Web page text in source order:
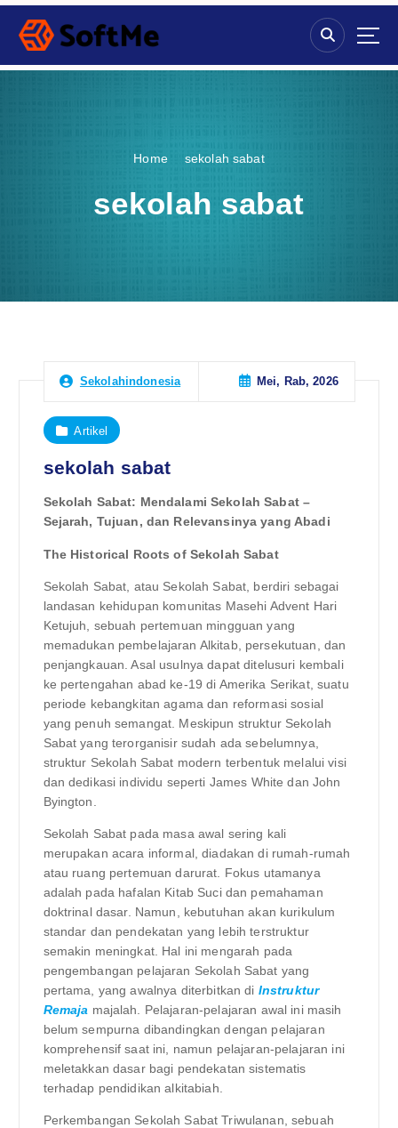
S
p
Home sekolah sabat
sekolah sabat
Sekolahindonesia Mei, Rab, 2026
Artikel
sekolah sabat
Sekolah Sabat: Mendalami Sekolah Sabat –
Sejarah, Tujuan, dan Relevansinya yang Abadi
The Historical Roots of Sekolah Sabat
Sekolah Sabat, atau Sekolah Sabat, berdiri sebagai
landasan kehidupan komunitas Masehi Advent Hari
Ketujuh, sebuah pertemuan mingguan yang
memadukan pembelajaran Alkitab, persekutuan, dan
penjangkauan. Asal usulnya dapat ditelusuri kembali
ke pertengahan abad ke-19 di Amerika Serikat, suatu
periode kebangkitan agama dan reformasi sosial
yang penuh semangat. Meskipun struktur Sekolah
Sabat yang terorganisir sudah ada sebelumnya,
struktur Sekolah Sabat modern terbentuk melalui visi
dan dedikasi individu seperti James White dan John
Byington.
Sekolah Sabat pada masa awal sering kali
merupakan acara informal, diadakan di rumah-rumah
atau ruang pertemuan darurat. Fokus utamanya
adalah pada hafalan Kitab Suci dan pemahaman
doktrinal dasar. Namun, kebutuhan akan kurikulum
standar dan pendekatan yang lebih terstruktur
semakin meningkat. Hal ini mengarah pada
pengembangan pelajaran Sekolah Sabat yang
pertama, yang awalnya diterbitkan di Instruktur
Remaja majalah. Pelajaran-pelajaran awal ini masih
belum sempurna dibandingkan dengan pelajaran
komprehensif saat ini, namun pelajaran-pelajaran ini
meletakkan dasar bagi pendekatan sistematis
terhadap pendidikan alkitabiah.
Perkembangan Sekolah Sabat Triwulanan, sebuah